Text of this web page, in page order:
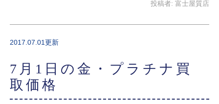
投稿者: 富士屋質店
2017.07.01更新
7月1日の金・プラチナ買
取価格